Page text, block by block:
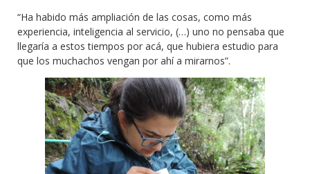
“Ha habido más ampliación de las cosas, como más
experiencia, inteligencia al servicio, (…) uno no pensaba que
llegaría a estos tiempos por acá, que hubiera estudio para
que los muchachos vengan por ahí a mirarnos”.